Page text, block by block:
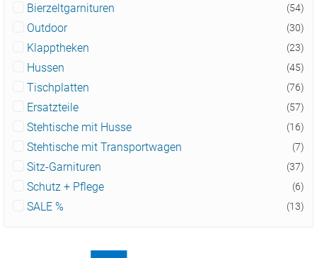
Bierzeltgarnituren (54)
Outdoor (30)
Klapptheken (23)
Hussen (45)
Tischplatten (76)
Ersatzteile (57)
Stehtische mit Husse (16)
Stehtische mit Transportwagen (7)
Sitz-Garnituren (37)
Schutz + Pflege (6)
SALE % (13)